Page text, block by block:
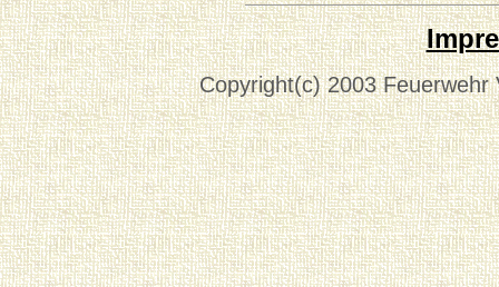
Copyright(c) 2003